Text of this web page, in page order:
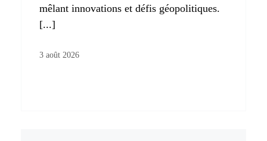
mêlant innovations et défis géopolitiques.
[...]
3 août 2026